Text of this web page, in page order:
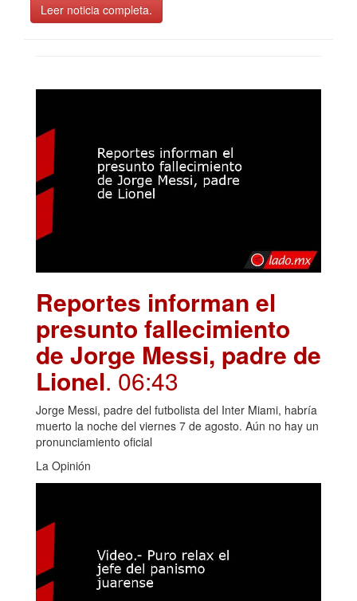
Leer noticia completa.
Reportes informan el
presunto fallecimiento
de Jorge Messi, padre de
Lionel. 06:43
Jorge Messi, padre del futbolista del Inter Miami, habría
muerto la noche del viernes 7 de agosto. Aún no hay un
pronunciamiento oficial
La Opinión